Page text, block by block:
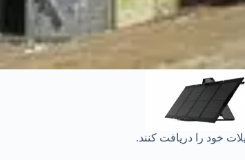
خود را دریافت کنند.